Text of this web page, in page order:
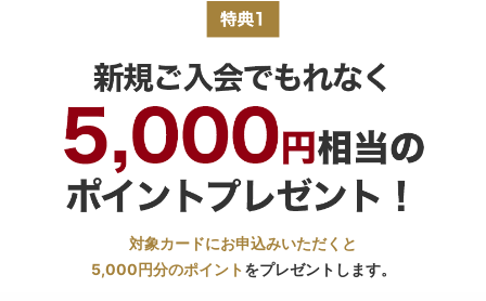
対象カードにお申込みいただくと
5,000円分のポイントをプレゼントします。